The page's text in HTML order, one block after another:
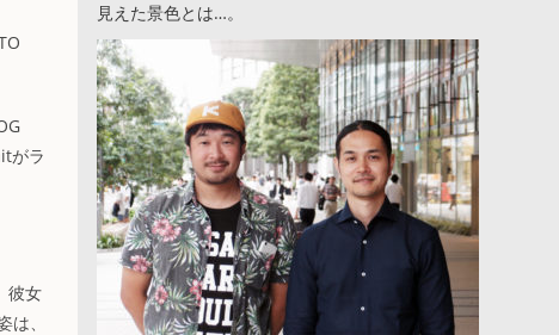
がラ
彼女
、
見えた景色とは…。